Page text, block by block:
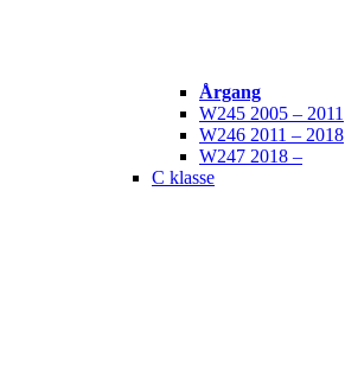
Årgang
W245 2005 – 2011
W246 2011 – 2018
W247 2018 –
C klasse